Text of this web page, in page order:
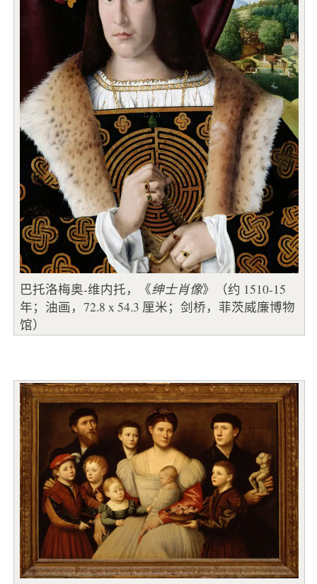
巴托洛梅奥-维内托，《绅士肖像》（约 1510-15
年；油画，72.8 x 54.3 厘米；剑桥，菲茨威廉博物
馆）